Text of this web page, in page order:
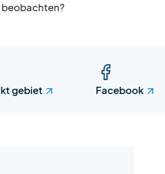
beobachten?
gebiet Facebook